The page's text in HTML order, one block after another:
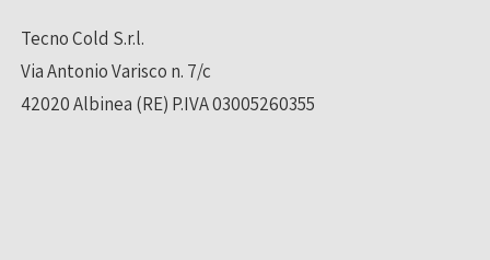
Tecno Cold S.r.l.
Via Antonio Varisco n. 7/c
42020 Albinea (RE) P.IVA 03005260355